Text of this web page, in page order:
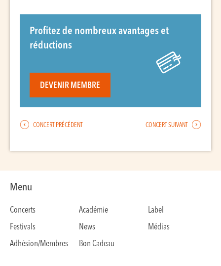
Profitez de nombreux avantages et
réductions
DEVENIR MEMBRE
CONCERT PRÉCÉDENT CONCERT SUIVANT
Menu
Concerts Académie
Label
Festivals
News
Médias
Adhésion/Membres
Bon Cadeau